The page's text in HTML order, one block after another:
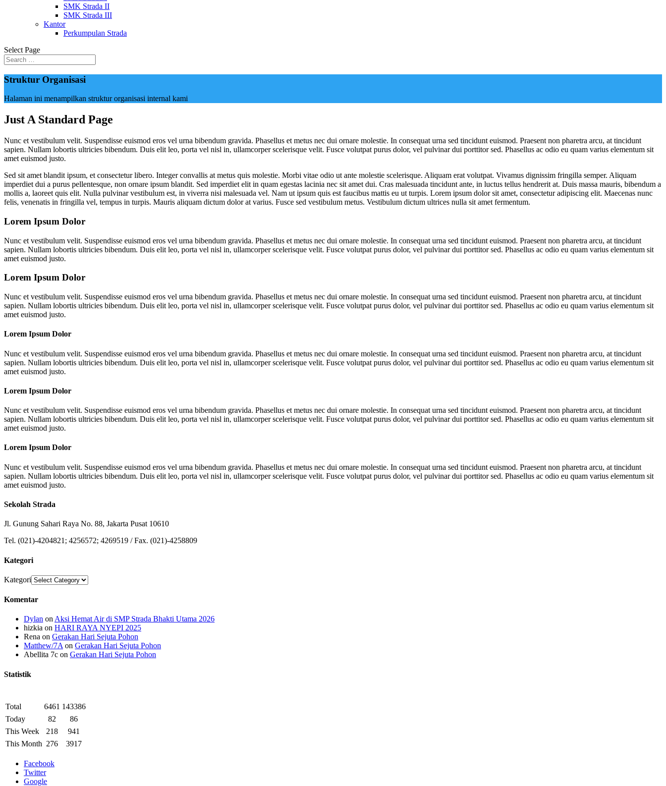
SMK Strada II
SMK Strada III
Kantor
Perkumpulan Strada
Select Page
Struktur Organisasi
Halaman ini menampilkan struktur organisasi internal kami
Just A Standard Page
Nunc et vestibulum velit. Suspendisse euismod eros vel urna bibendum gravida. Phasellus et metus nec dui ornare molestie. In consequat urna sed tincidunt euismod. Praesent non pharetra arcu, at tincidunt
sapien. Nullam lobortis ultricies bibendum. Duis elit leo, porta vel nisl in, ullamcorper scelerisque velit. Fusce volutpat purus dolor, vel pulvinar dui porttitor sed. Phasellus ac odio eu quam varius elementum sit
amet euismod justo.
Sed sit amet blandit ipsum, et consectetur libero. Integer convallis at metus quis molestie. Morbi vitae odio ut ante molestie scelerisque. Aliquam erat volutpat. Vivamus dignissim fringilla semper. Aliquam
imperdiet dui a purus pellentesque, non ornare ipsum blandit. Sed imperdiet elit in quam egestas lacinia nec sit amet dui. Cras malesuada tincidunt ante, in luctus tellus hendrerit at. Duis massa mauris, bibendum a
mollis a, laoreet quis elit. Nulla pulvinar vestibulum est, in viverra nisi malesuada vel. Nam ut ipsum quis est faucibus mattis eu ut turpis. Lorem ipsum dolor sit amet, consectetur adipiscing elit. Maecenas nunc
felis, venenatis in fringilla vel, tempus in turpis. Mauris aliquam dictum dolor at varius. Fusce sed vestibulum metus. Vestibulum dictum ultrices nulla sit amet fermentum.
Lorem Ipsum Dolor
Nunc et vestibulum velit. Suspendisse euismod eros vel urna bibendum gravida. Phasellus et metus nec dui ornare molestie. In consequat urna sed tincidunt euismod. Praesent non pharetra arcu, at tincidunt
sapien. Nullam lobortis ultricies bibendum. Duis elit leo, porta vel nisl in, ullamcorper scelerisque velit. Fusce volutpat purus dolor, vel pulvinar dui porttitor sed. Phasellus ac odio eu quam varius elementum sit
amet euismod justo.
Lorem Ipsum Dolor
Nunc et vestibulum velit. Suspendisse euismod eros vel urna bibendum gravida. Phasellus et metus nec dui ornare molestie. In consequat urna sed tincidunt euismod. Praesent non pharetra arcu, at tincidunt
sapien. Nullam lobortis ultricies bibendum. Duis elit leo, porta vel nisl in, ullamcorper scelerisque velit. Fusce volutpat purus dolor, vel pulvinar dui porttitor sed. Phasellus ac odio eu quam varius elementum sit
amet euismod justo.
Lorem Ipsum Dolor
Nunc et vestibulum velit. Suspendisse euismod eros vel urna bibendum gravida. Phasellus et metus nec dui ornare molestie. In consequat urna sed tincidunt euismod. Praesent non pharetra arcu, at tincidunt
sapien. Nullam lobortis ultricies bibendum. Duis elit leo, porta vel nisl in, ullamcorper scelerisque velit. Fusce volutpat purus dolor, vel pulvinar dui porttitor sed. Phasellus ac odio eu quam varius elementum sit
amet euismod justo.
Lorem Ipsum Dolor
Nunc et vestibulum velit. Suspendisse euismod eros vel urna bibendum gravida. Phasellus et metus nec dui ornare molestie. In consequat urna sed tincidunt euismod. Praesent non pharetra arcu, at tincidunt
sapien. Nullam lobortis ultricies bibendum. Duis elit leo, porta vel nisl in, ullamcorper scelerisque velit. Fusce volutpat purus dolor, vel pulvinar dui porttitor sed. Phasellus ac odio eu quam varius elementum sit
amet euismod justo.
Lorem Ipsum Dolor
Nunc et vestibulum velit. Suspendisse euismod eros vel urna bibendum gravida. Phasellus et metus nec dui ornare molestie. In consequat urna sed tincidunt euismod. Praesent non pharetra arcu, at tincidunt
sapien. Nullam lobortis ultricies bibendum. Duis elit leo, porta vel nisl in, ullamcorper scelerisque velit. Fusce volutpat purus dolor, vel pulvinar dui porttitor sed. Phasellus ac odio eu quam varius elementum sit
amet euismod justo.
Sekolah Strada
Jl. Gunung Sahari Raya No. 88, Jakarta Pusat 10610
Tel. (021)-4204821; 4256572; 4269519 / Fax. (021)-4258809
Kategori
Kategori
Komentar
Dylan on Aksi Hemat Air di SMP Strada Bhakti Utama 2026
hizkia on HARI RAYA NYEPI 2025
Rena on Gerakan Hari Sejuta Pohon
Matthew/7A on Gerakan Hari Sejuta Pohon
Abellita 7c on Gerakan Hari Sejuta Pohon
Statistik
Total 6461 143386
Today
82
86
This Week
218
941
This Month 276 3917
Facebook
Twitter
Google